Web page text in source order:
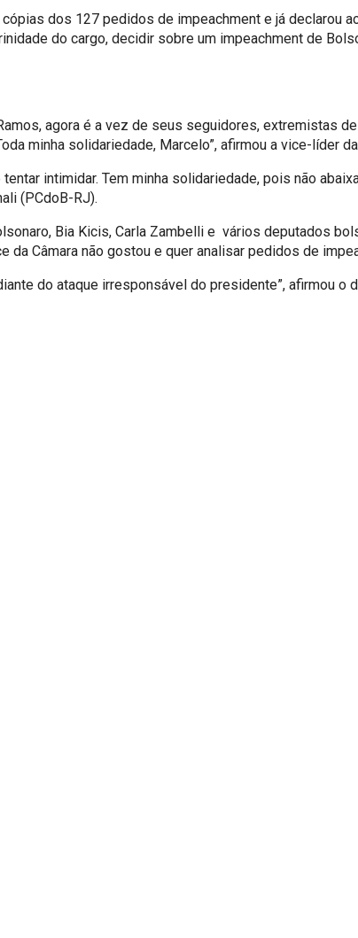
dos 127 pedidos de impeachment e já declarou
do cargo, decidir sobre um impeachment de
agora é a vez de seus seguidores, extremistas
minha solidariedade, Marcelo”, afirmou a vice-líder
intimidar. Tem minha solidariedade, pois não
(PCdoB-RJ).
Bia Kicis, Carla Zambelli e vários deputados
da Câmara não gostou e quer analisar pedidos de
do ataque irresponsável do presidente”, afirmou o